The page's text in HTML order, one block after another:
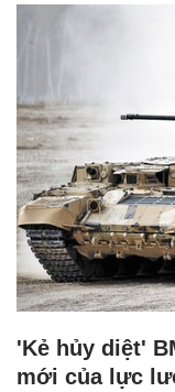
'Kẻ hủy diệt'
mới của lực